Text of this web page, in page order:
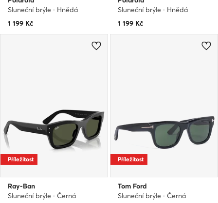
Sluneční brýle · Hnědá
1 199 Kč
Sluneční brýle · Hnědá
1 199 Kč
Příležitost
Ray-Ban
Sluneční brýle · Černá
Příležitost
Tom Ford
Sluneční brýle · Černá